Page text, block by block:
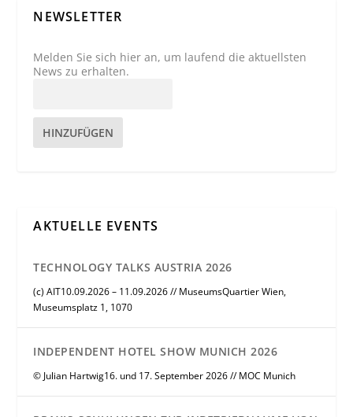
NEWSLETTER
Melden Sie sich hier an, um laufend die aktuellsten
News zu erhalten.
HINZUFÜGEN
AKTUELLE EVENTS
TECHNOLOGY TALKS AUSTRIA 2026
(c) AIT10.09.2026 – 11.09.2026 // MuseumsQuartier Wien,
Museumsplatz 1, 1070
INDEPENDENT HOTEL SHOW MUNICH 2026
© Julian Hartwig16. und 17. September 2026 // MOC Munich